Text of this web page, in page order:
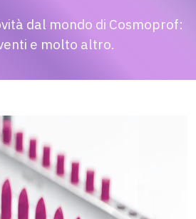
dal mondo di Cosmoprof:
e molto altro.